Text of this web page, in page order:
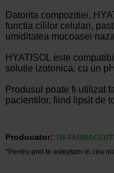
Datorita compozitiei,
functia cililor celulari,
umiditatea mucoasei
HYATISOL este
solutie izotonica, cu un
Produsul poate fi utilizat
pacientilor, fiind lipsit de
Producator: TIS
*Pentru pret te asteptam in cea